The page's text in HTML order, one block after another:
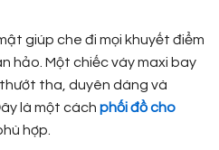
giúp che đi mọi khuyết điểm
hảo. Một chiếc váy maxi bay
tha, duyên dáng và
là một cách phối đồ cho
hợp.